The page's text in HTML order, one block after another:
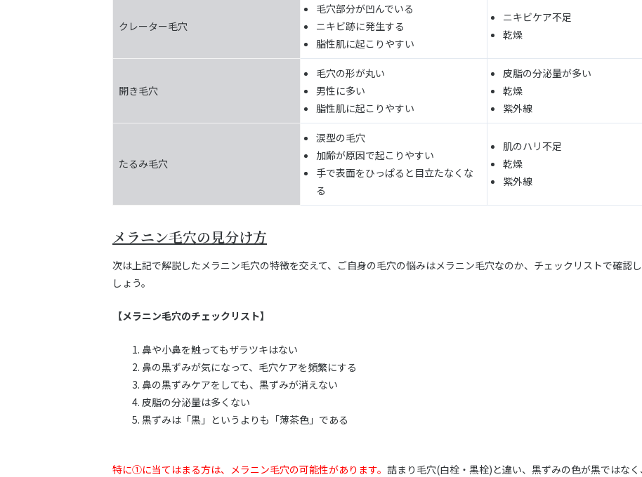
クレーター毛穴
毛穴部分が凹んでいる
ニキビ跡に発生する
脂性肌に起こりやすい
ニキビケア不足
乾燥
開き毛穴
毛穴の形が丸い
男性に多い
脂性肌に起こりやすい
皮脂の分泌量が多い
乾燥
紫外線
たるみ毛穴
涙型の毛穴
加齢が原因で起こりやすい
手で表面をひっぱると目立たなくな
る
肌のハリ不足
乾燥
紫外線
メラニン毛穴の見分け方
次は上記で解説したメラニン毛穴の特徴を交えて、ご自身の毛穴の悩みはメラニン毛穴なのか、チェックリストで確認
しょう。
【メラニン毛穴のチェックリスト】
鼻や小鼻を触ってもザラツキはない
鼻の黒ずみが気になって、毛穴ケアを頻繁にする
鼻の黒ずみケアをしても、黒ずみが消えない
皮脂の分泌量は多くない
黒ずみは「黒」というよりも「薄茶色」である
特に①に当てはまる方は、メラニン毛穴の可能性があります。 詰まり毛穴(白栓・黒栓)と違い、黒ずみの色が黒ではな